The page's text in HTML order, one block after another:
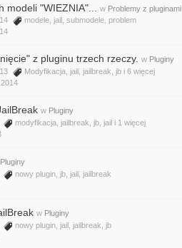
"WIEZNIA"... w Problemy z pluginami
modele jail ,submodele ,problem
z pluginu trzech rzeczy. w Pluginy
Modyfikacja jail jailbreak jb i 6 więcej
w Pluginy
modyfikacja jailbreak jb jail i 1 więcej
Pluginy
nowy plugin jb jail jailbreak
w Pluginy
nowy plugin jail jailbreak
jb